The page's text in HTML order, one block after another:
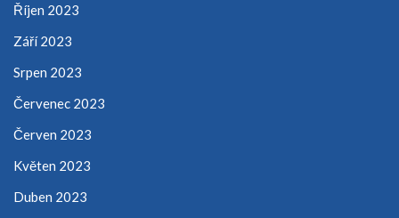
Říjen 2023
Září 2023
Srpen 2023
Červenec 2023
Červen 2023
Květen 2023
Duben 2023